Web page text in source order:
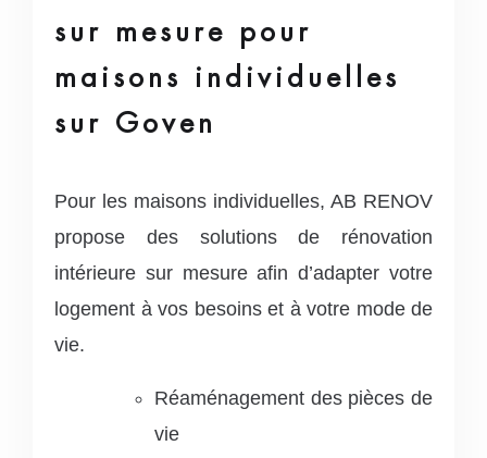
sur mesure pour
maisons individuelles
sur Goven
Pour les maisons individuelles, AB RENOV
propose des solutions de rénovation
intérieure sur mesure afin d’adapter votre
logement à vos besoins et à votre mode de
vie.
Réaménagement des pièces de
vie